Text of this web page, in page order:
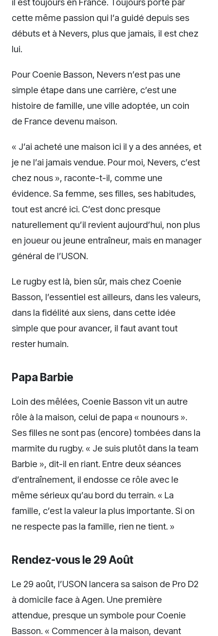
cette même passion qui l’a guidé depuis ses
débuts et à Nevers, plus que jamais, il est chez
lui.
Pour Coenie Basson, Nevers n’est pas une
simple étape dans une carrière, c’est une
histoire de famille, une ville adoptée, un coin
de France devenu maison.
« J’ai acheté une maison ici il y a des années, et
je ne l’ai jamais vendue. Pour moi, Nevers, c’est
chez nous », raconte-t-il, comme une
évidence. Sa femme, ses filles, ses habitudes,
tout est ancré ici. C’est donc presque
naturellement qu’il revient aujourd’hui, non plus
en joueur ou jeune entraîneur, mais en manager
général de l’USON.
Le rugby est là, bien sûr, mais chez Coenie
Basson, l’essentiel est ailleurs, dans les valeurs,
dans la fidélité aux siens, dans cette idée
simple que pour avancer, il faut avant tout
rester humain.
Papa Barbie
Loin des mêlées, Coenie Basson vit un autre
rôle à la maison, celui de papa « nounours ».
Ses filles ne sont pas (encore) tombées dans la
marmite du rugby. « Je suis plutôt dans la team
Barbie », dit-il en riant. Entre deux séances
d’entraînement, il endosse ce rôle avec le
même sérieux qu’au bord du terrain. « La
famille, c’est la valeur la plus importante. Si on
ne respecte pas la famille, rien ne tient. »
Rendez-vous le 29 Août
Le 29 août, l’USON lancera sa saison de Pro D2
à domicile face à Agen. Une première
attendue, presque un symbole pour Coenie
Basson. « Commencer à la maison, devant